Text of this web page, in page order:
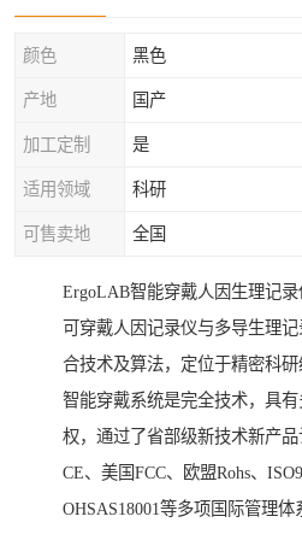
颜色 黑色
产地 国产
加工定制 是
适用领域 科研
可售卖地 全国
ErgoLAB智能穿戴人因生理记
可穿戴人因记录仪与多导生理
合技术及算法，定位于精密科
智能穿戴系统是完全技术，具
权，通过了省部级新技术新产
CE、美国FCC、欧盟Rohs、
OHSAS18001等多项国际管理